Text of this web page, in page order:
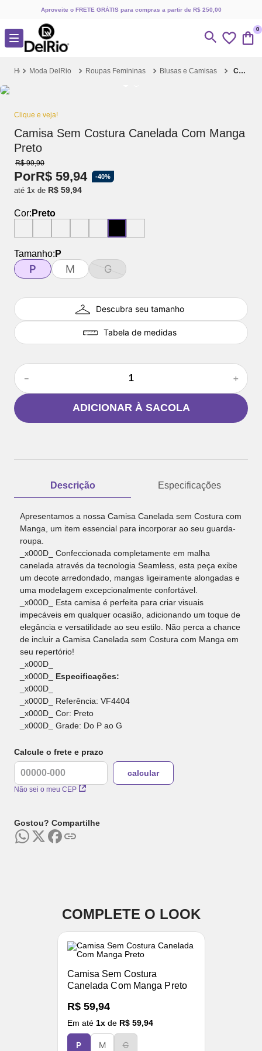
Aproveite o FRETE GRÁTIS para compras a partir de R$ 250,00
0
Moda DelRio Roupas Femininas Blusas e Camisas Camisa Sem Costura Canelada Com Manga Preto
Clique e veja!
Camisa Sem Costura Canelada Com Manga
Preto
R$ 99,90
PorR$ 59,94 -40%
até 1x de R$ 59,94
Cor: Preto
Tamanho: P
P M G
Descubra seu tamanho
Tabela de medidas
＋
－
ADICIONAR À SACOLA
Descrição Especificações
Apresentamos a nossa Camisa Canelada sem Costura com
Manga, um item essencial para incorporar ao seu guarda-
roupa.
_x000D_ Confeccionada completamente em malha
canelada através da tecnologia Seamless, esta peça exibe
um decote arredondado, mangas ligeiramente alongadas e
uma modelagem excepcionalmente confortável.
_x000D_ Esta camisa é perfeita para criar visuais
impecáveis em qualquer ocasião, adicionando um toque de
elegância e versatilidade ao seu estilo. Não perca a chance
de incluir a Camisa Canelada sem Costura com Manga em
seu repertório!
_x000D_
_x000D_ Especificações:
_x000D_
_x000D_ Referência: VF4404
_x000D_ Cor: Preto
_x000D_ Grade: Do P ao G
Calcule o frete e prazo
Não sei o meu CEP
Gostou? Compartilhe
COMPLETE O LOOK
Camisa Sem Costura
Canelada Com Manga Preto
R$ 59,94
Em até 1x de R$ 59,94
P M G